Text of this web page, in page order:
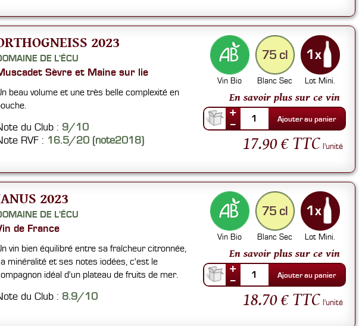
2023
DE L'ÉCU
Sèvre et Maine sur lie
beau volume et une très belle complexité en
du Club : 9/10
RVF : 16.5/20 (note2018)
Vin Bio
75 cl
Blanc Sec Lot Mini.
En savoir plus sur ce vin
+
--
1 Ajouter au panier
17.90 € TTC l'unité
2023
DE L'ÉCU
de France
vin bien équilibré entre sa fraîcheur citronnée,
minéralité et ses notes iodées, c'est le
idéal d'un plateau de fruits de mer.
du Club : 8.9/10
Vin Bio
75 cl
Blanc Sec Lot Mini.
En savoir plus sur ce vin
+
--
1 Ajouter au panier
18.70 € TTC l'unité